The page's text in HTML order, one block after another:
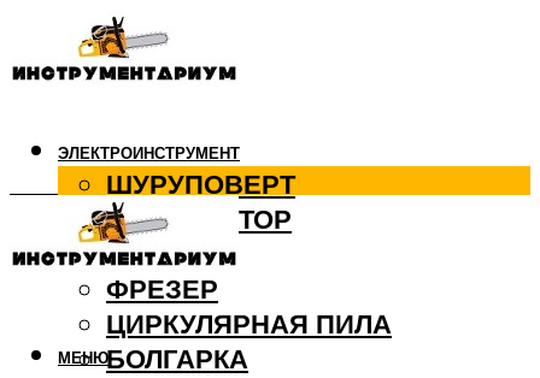
ЭЛЕКТРОИНСТРУМЕНТ
ШУРУПОВЕРТ
ПЕРФОРАТОР
ДРЕЛЬ
ФРЕЗЕР
ЦИРКУЛЯРНАЯ ПИЛА
БОЛГАРКА
МЕНЮ